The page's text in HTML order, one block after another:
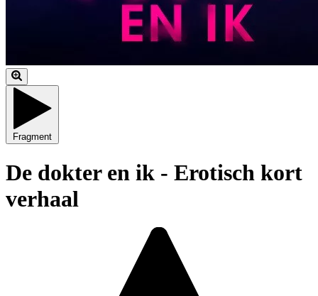
Fragment
De dokter en ik - Erotisch kort
verhaal